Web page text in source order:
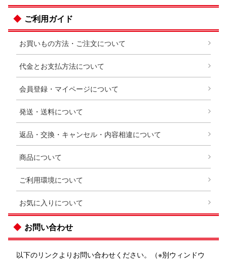
ご利用ガイド
お買いもの方法・ご注文について
代金とお支払方法について
会員登録・マイページについて
発送・送料について
返品・交換・キャンセル・内容相違について
商品について
ご利用環境について
お気に入りについて
お問い合わせ
以下のリンクよりお問い合わせください。（※別ウィンドウ